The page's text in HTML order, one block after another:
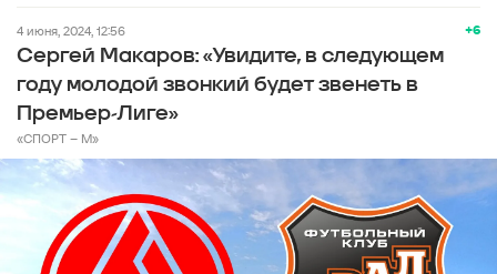
+6
4 июня, 2024, 12:56
Сергей Макаров: «Увидите, в следующем
году молодой звонкий будет звенеть в
Премьер-Лиге»
«СПОРТ – М»